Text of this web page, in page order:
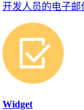
开发人员的电子邮
Widget